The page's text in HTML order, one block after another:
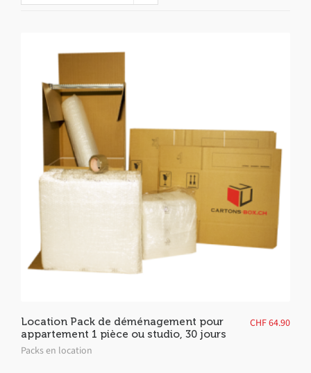
Location Pack de déménagement pour
appartement 1 pièce ou studio, 30 jours
Packs en location
CHF64.90